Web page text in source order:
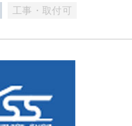
工事・取付可